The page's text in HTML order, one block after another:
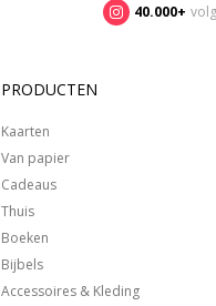
40.000+
PRODUCTEN
Kaarten
Van papier
Cadeaus
Thuis
Boeken
Bijbels
Accessoires & Kleding